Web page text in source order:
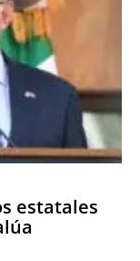
estatales